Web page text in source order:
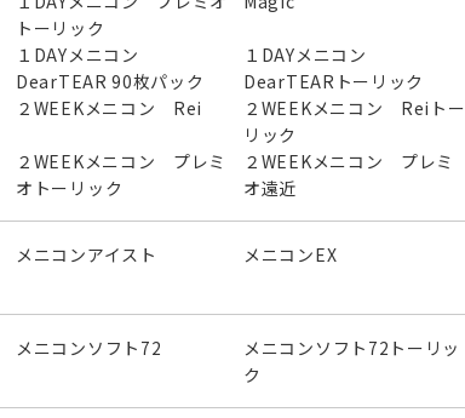
トーリック
１DAYメニコン
DearTEAR 90枚パック
１DAYメニコン
DearTEARトーリック
２WEEKメニコン Rei
２WEEKメニコン Reiトー
リック
２WEEKメニコン プレミ
オトーリック
２WEEKメニコン プレミ
オ遠近
メニコンアイスト メニコンEX
メニコンソフト72
メニコンソフト72トーリッ
ク